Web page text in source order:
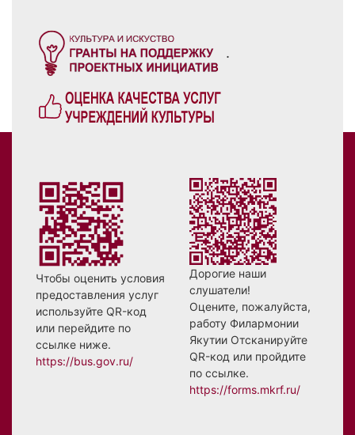
.
Чтобы оценить условия
предоставления услуг
используйте QR-код
или перейдите по
ссылке ниже.
https://bus.gov.ru/
Дорогие наши
слушатели!
Оцените, пожалуйста,
работу Филармонии
Якутии Отсканируйте
QR-код или пройдите
по ссылке.
https://forms.mkrf.ru/